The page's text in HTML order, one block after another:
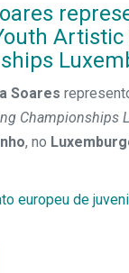
Soares
Championships
, no
europeu de